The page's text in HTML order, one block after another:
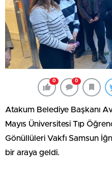
0 0
Atakum Belediye Başkanı
Mayıs Üniversitesi Tıp
Gönüllüleri Vakfı Samsun
bir araya geldi.